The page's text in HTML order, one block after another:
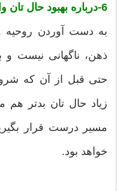
6-درباره بهبود حال تان واقع گرا باشید
به دست آوردن روحیه
ذهن، ناگهانی نیست
حتی قبل از آن که
زیاد حال تان بدتر
مسیر درست قرار
خواهد بود.